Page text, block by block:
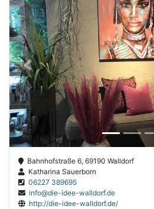
Previous
Bahnhofstraße 6, 69190 Walldorf
Katharina Sauerborn
06227 389695
info@die-idee-walldorf.de
http://die-idee-walldorf.de/